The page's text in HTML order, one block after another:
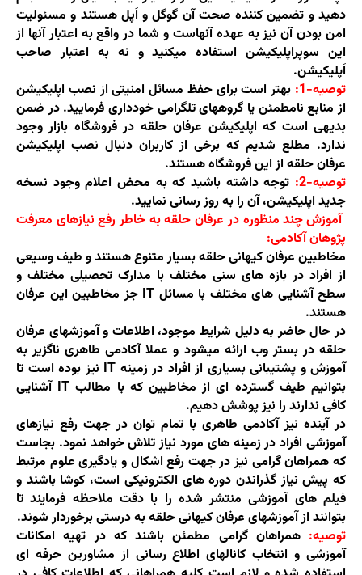
دهید و تضمین کننده صحت آن گوگل و اَپل هستند و مسئولیت
امن بودن آن نیز به عهده آنهاست و شما در واقع به اعتبار آنها از
این سوپراپلیکیشن استفاده میکنید و نه به اعتبار صاحب
اَپلیکیشن.
توصیه-1:
بهتر است برای حفظ مسائل امنیتی از نصب اپلیکیشن
از منابع نامطمئن یا گروههای تلگرامی خودداری فرمایید. در ضمن
بدیهی است که اپلیکیشن عرفان حلقه در فروشگاه بازار وجود
ندارد. مطلع شدیم که برخی از کاربران دنبال نصب اپلیکیشن
عرفان حلقه از این فروشگاه هستند.
توصیه-2:
توجه داشته باشید که به محض اعلام وجود نسخه
جدید اپلیکیشن، آن را به روز رسانی نمایید.
آموزش چند منظوره در عرفان حلقه به خاطر رفع نیازهای معرفت
پژوهان آکادمی:
مخاطبین عرفان کیهانی حلقه بسیار متنوع هستند و طیف وسیعی
از افراد در بازه های سنی مختلف با مدارک تحصیلی مختلف و
سطح آشنایی های مختلف با مسائل IT جز مخاطبین این عرفان
هستند.
در حال حاضر به دلیل شرایط موجود، اطلاعات و آموزشهای عرفان
حلقه در بستر وب ارائه میشود و عملا آکادمی طاهری ناگزیر به
آموزش و پشتیبانی بسیاری از افراد در زمینه IT نیز بوده است تا
بتوانیم طیف گسترده ای از مخاطبین که با مطالب IT آشنایی
کافی ندارند را نیز پوشش دهیم.
در آینده نیز آکادمی طاهری با تمام توان در جهت رفع نیازهای
آموزشی افراد در زمینه های مورد نیاز تلاش خواهد نمود. بجاست
که همراهان گرامی نیز در جهت رفع اشکال و یادگیری علوم مرتبط
که پیش نیاز گذراندن دوره های الکترونیکی است، کوشا باشند و
فیلم های آموزشی منتشر شده را با دقت ملاحظه فرمایند تا
بتوانند از آموزشهای عرفان کیهانی حلقه به درستی برخوردار شوند.
توصیه:همراهان گرامی مطمئن باشند که در تهیه امکانات
آموزشی و انتخاب کانالهای اطلاع رسانی از مشاورین حرفه ای